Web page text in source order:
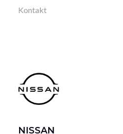
Kontakt
NISSAN